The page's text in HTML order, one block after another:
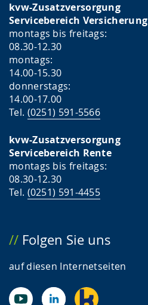
kvw-Zusatzversorgung
Servicebereich Versicherung
montags bis freitags:
08.30-12.30
montags:
14.00-15.30
donnerstags:
14.00-17.00
Tel. (0251) 591-5566
kvw-Zusatzversorgung
Servicebereich Rente
montags bis freitags:
08.30-12.30
Tel. (0251) 591-4455
Folgen Sie uns
auf diesen Internetseiten